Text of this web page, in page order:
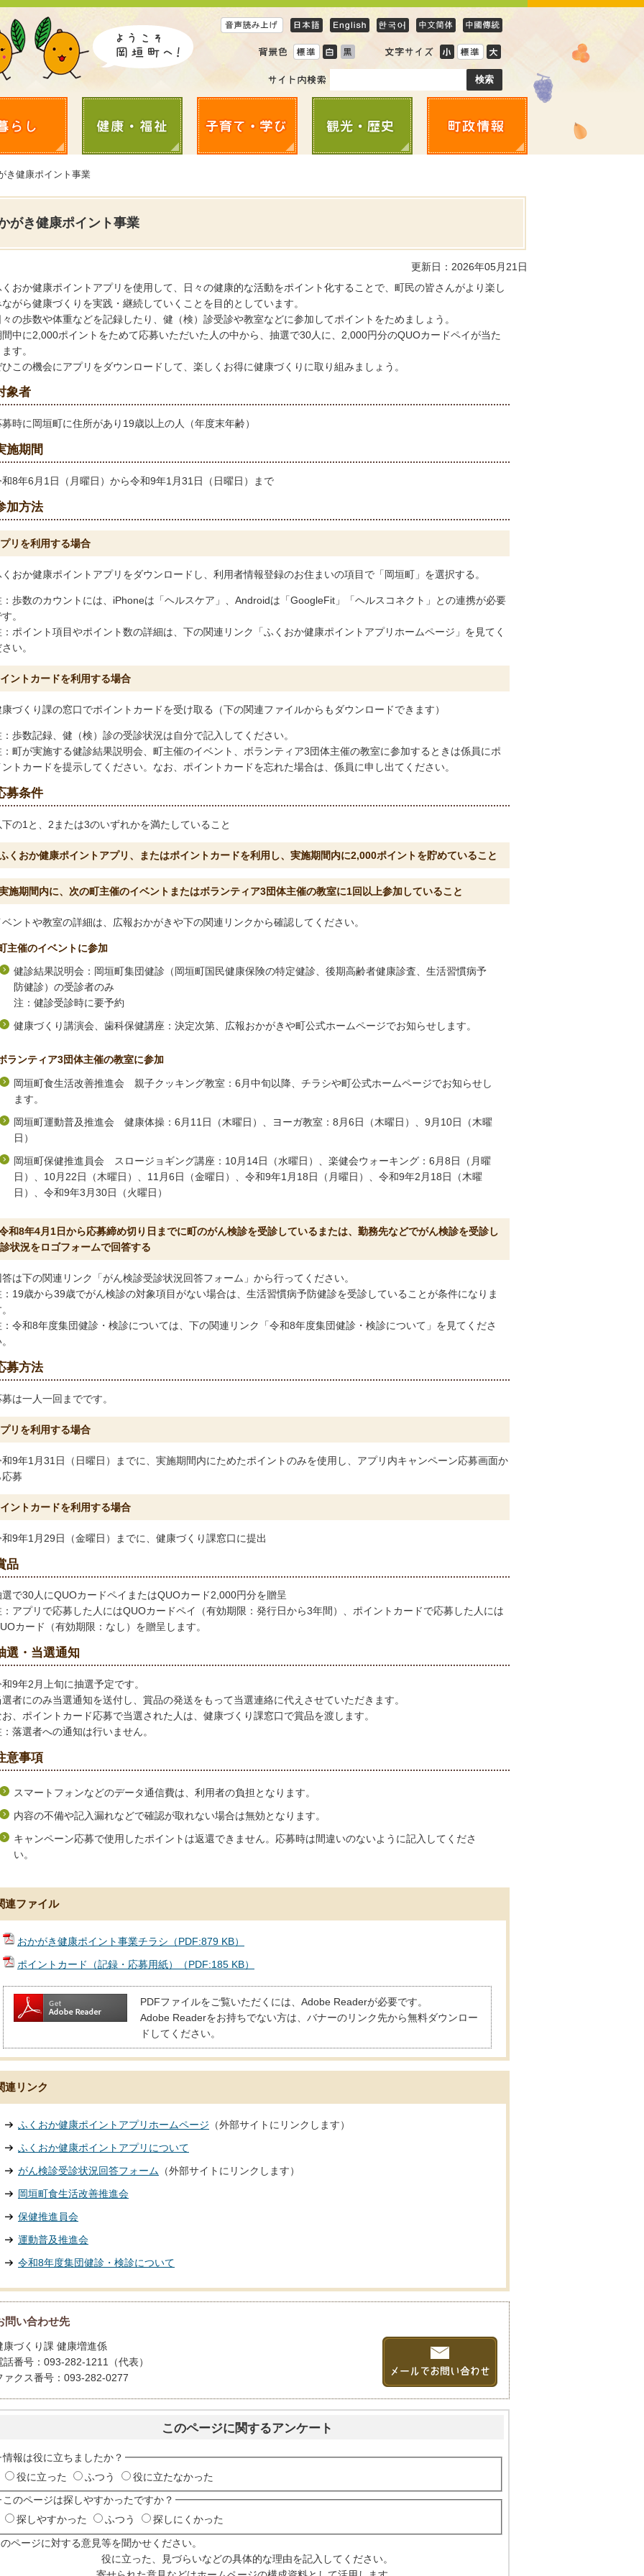
き健康ポイント事業
がき健康ポイント事業
更新日：2026年05月21日
くおか健康ポイントアプリを使用して、日々の健康的な活動をポイント化することで、町民の皆さんがより楽し
がら健康づくりを実践・継続していくことを目的としています。
々の歩数や体重などを記録したり、健（検）診受診や教室などに参加してポイントをためましょう。
間中に2,000ポイントをためて応募いただいた人の中から、抽選で30人に、2,000円分のQUOカードペイが当た
す。
ひこの機会にアプリをダウンロードして、楽しくお得に健康づくりに取り組みましょう。
象者
時に岡垣町に住所があり19歳以上の人（年度末年齢）
施期間
和8年6月1日（月曜日）から令和9年1月31日（日曜日）まで
加方法
リを利用する場合
くおか健康ポイントアプリをダウンロードし、利用者情報登録のお住まいの項目で「岡垣町」を選択する。
：歩数のカウントには、iPhoneは「ヘルスケア」、Androidは「GoogleFit」「ヘルスコネクト」との連携が必要
。
：ポイント項目やポイント数の詳細は、下の関連リンク「ふくおか健康ポイントアプリホームページ」を見てく
い。
ントカードを利用する場合
康づくり課の窓口でポイントカードを受け取る（下の関連ファイルからもダウンロードできます）
歩数記録、健（検）診の受診状況は自分で記入してください。
：町が実施する健診結果説明会、町主催のイベント、ボランティア3団体主催の教室に参加するときは係員にポ
ントカードを提示してください。なお、ポイントカードを忘れた場合は、係員に申し出てください。
募条件
下の1と、2または3のいずれかを満たしていること
くおか健康ポイントアプリ、またはポイントカードを利用し、実施期間内に2,000ポイントを貯めていること
施期間内に、次の町主催のイベントまたはボランティア3団体主催の教室に1回以上参加していること
ベントや教室の詳細は、広報おかがきや下の関連リンクから確認してください。
主催のイベントに参加
健診結果説明会：岡垣町集団健診（岡垣町国民健康保険の特定健診、後期高齢者健康診査、生活習慣病予
防健診）の受診者のみ
注：健診受診時に要予約
健康づくり講演会、歯科保健講座：決定次第、広報おかがきや町公式ホームページでお知らせします。
ランティア3団体主催の教室に参加
岡垣町食生活改善推進会 親子クッキング教室：6月中旬以降、チラシや町公式ホームページでお知らせし
ます。
岡垣町運動普及推進会 健康体操：6月11日（木曜日）、ヨーガ教室：8月6日（木曜日）、9月10日（木曜
日）
岡垣町保健推進員会 スロージョギング講座：10月14日（水曜日）、楽健会ウォーキング：6月8日（月曜
日）、10月22日（木曜日）、11月6日（金曜日）、令和9年1月18日（月曜日）、令和9年2月18日（木曜
日）、令和9年3月30日（火曜日）
和8年4月1日から応募締め切り日までに町のがん検診を受診しているまたは、勤務先などでがん検診を受診し
状況をロゴフォームで回答する
答は下の関連リンク「がん検診受診状況回答フォーム」から行ってください。
：19歳から39歳でがん検診の対象項目がない場合は、生活習慣病予防健診を受診していることが条件になりま
：令和8年度集団健診・検診については、下の関連リンク「令和8年度集団健診・検診について」を見てくださ
募方法
は一人一回までです。
リを利用する場合
和9年1月31日（日曜日）までに、実施期間内にためたポイントのみを使用し、アプリ内キャンペーン応募画面か
募
ントカードを利用する場合
和9年1月29日（金曜日）までに、健康づくり課窓口に提出
品
選で30人にQUOカードペイまたはQUOカード2,000円分を贈呈
：アプリで応募した人にはQUOカードペイ（有効期限：発行日から3年間）、ポイントカードで応募した人には
カード（有効期限：なし）を贈呈します。
選・当選通知
9年2月上旬に抽選予定です。
選者にのみ当選通知を送付し、賞品の発送をもって当選連絡に代えさせていただきます。
お、ポイントカード応募で当選された人は、健康づくり課窓口で賞品を渡します。
落選者への通知は行いません。
意事項
スマートフォンなどのデータ通信費は、利用者の負担となります。
内容の不備や記入漏れなどで確認が取れない場合は無効となります。
キャンペーン応募で使用したポイントは返還できません。応募時は間違いのないように記入してくださ
い。
連ファイル
おかがき健康ポイント事業チラシ（PDF:879 KB）
ポイントカード（記録・応募用紙）（PDF:185 KB）
PDFファイルをご覧いただくには、Adobe Readerが必要です。
Adobe Readerをお持ちでない方は、バナーのリンク先から無料ダウンロー
ドしてください。
連リンク
ふくおか健康ポイントアプリホームページ （外部サイトにリンクします）
ふくおか健康ポイントアプリについて
がん検診受診状況回答フォーム （外部サイトにリンクします）
岡垣町食生活改善推進会
保健推進員会
運動普及推進会
令和8年度集団健診・検診について
問い合わせ先
康づくり課 健康増進係
話番号：093-282-1211（代表）
ァクス番号：093-282-0277
このページに関するアンケート
情報は役に立ちましたか？
役に立った
ふつう 役に立たなかった
このページは探しやすかったですか？
探しやすかった
ふつう 探しにくかった
ページに対する意見等を聞かせください。
役に立った、見づらいなどの具体的な理由を記入してください。